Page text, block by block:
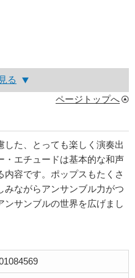
る
ページトップへ
た、とっても楽しく演奏出
・エチュードは基本的な和声
容です。ポップスもたくさ
みながらアンサンブル力がつ
ンサンブルの世界を広げまし